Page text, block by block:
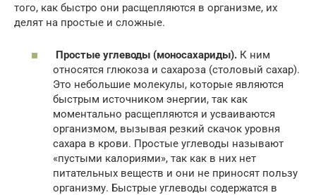
того, как быстро они расщепляются в организме, их
делят на простые и сложные.
Простые углеводы (моносахариды). К ним
относятся глюкоза и сахароза (столовый сахар).
Это небольшие молекулы, которые являются
быстрым источником энергии, так как
моментально расщепляются и усваиваются
организмом, вызывая резкий скачок уровня
сахара в крови. Простые углеводы называют
«пустыми калориями», так как в них нет
питательных веществ и они не приносят пользу
организму. Быстрые углеводы содержатся в